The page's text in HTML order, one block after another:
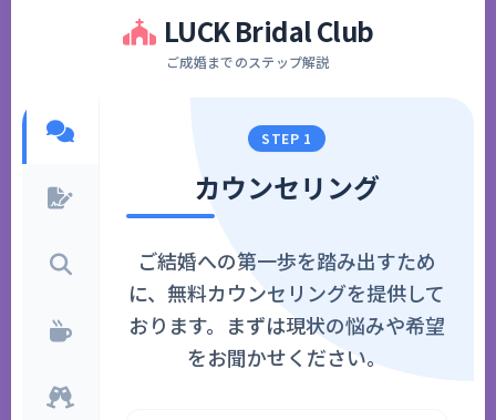
LUCK Bridal Club
ご成婚までのステップ解説
STEP 1
カウンセリング
ご結婚への第一歩を踏み出すため
に、無料カウンセリングを提供して
おります。まずは現状の悩みや希望
をお聞かせください。